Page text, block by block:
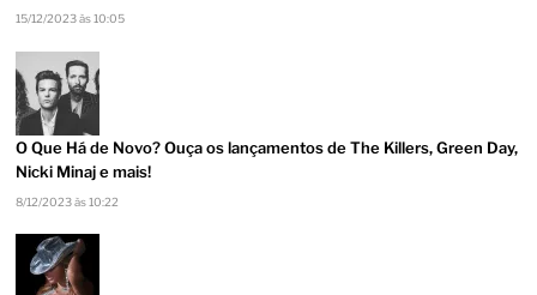
15/12/2023 às 10:05
O Que Há de Novo? Ouça os lançamentos de The Killers, Green Day,
Nicki Minaj e mais!
8/12/2023 às 10:22